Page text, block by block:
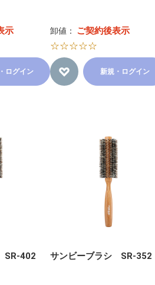
示
ログイン
卸値： ご契約後表示
☆☆☆☆☆
新規・ログイン
SR-402 サンビーブラシ SR-352